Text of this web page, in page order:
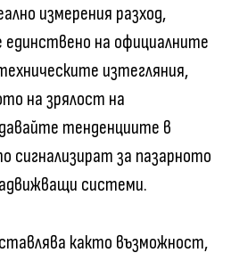
измерения разход,
на официалните
изтегляния,
на зрялост на
тенденциите в
сигнализират за пазарното
системи.
както възможност,